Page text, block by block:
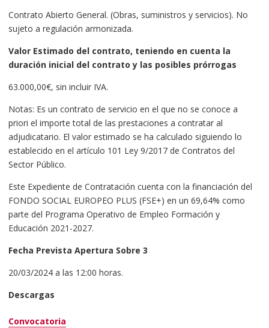
Contrato Abierto General. (Obras, suministros y servicios). No
sujeto a regulación armonizada.
Valor Estimado del contrato, teniendo en cuenta la
duración inicial del contrato y las posibles prórrogas
63.000,00€, sin incluir IVA.
Notas: Es un contrato de servicio en el que no se conoce a
priori el importe total de las prestaciones a contratar al
adjudicatario. El valor estimado se ha calculado siguiendo lo
establecido en el artículo 101 Ley 9/2017 de Contratos del
Sector Público.
Este Expediente de Contratación cuenta con la financiación del
FONDO SOCIAL EUROPEO PLUS (FSE+) en un 69,64% como
parte del Programa Operativo de Empleo Formación y
Educación 2021-2027.
Fecha Prevista Apertura Sobre 3
20/03/2024 a las 12:00 horas.
Descargas
Convocatoria